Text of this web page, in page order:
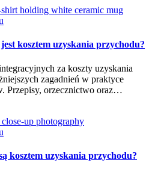
kosztem uzyskania przychodu?
za koszty uzyskania
zagadnień w praktyce
Przepisy, orzecznictwo oraz…
kosztem uzyskania przychodu?